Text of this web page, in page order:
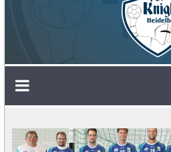
SG
Heidelberg-